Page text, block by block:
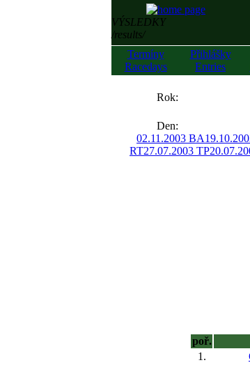
VÝSLEDKY
/results/
Termíny
Racedays
Přihlášky
Entries
Rok:
Den:
02.11.2003 BA
RT27.07.2003 TP
poř.
1.